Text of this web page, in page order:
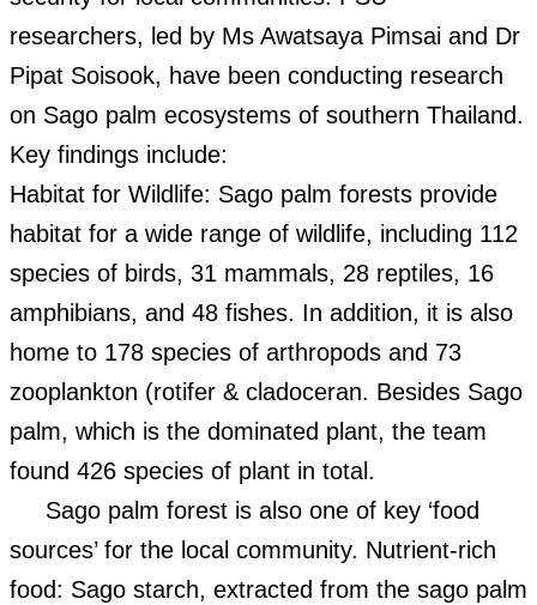
researchers, led by Ms Awatsaya Pimsai and Dr
Pipat Soisook, have been conducting research
on Sago palm ecosystems of southern Thailand.
Key findings include:
Habitat for Wildlife: Sago palm forests provide
habitat for a wide range of wildlife, including 112
species of birds, 31 mammals, 28 reptiles, 16
amphibians, and 48 fishes. In addition, it is also
home to 178 species of arthropods and 73
zooplankton (rotifer & cladoceran. Besides Sago
palm, which is the dominated plant, the team
found 426 species of plant in total.
Sago palm forest is also one of key ‘food
sources’ for the local community. Nutrient-rich
food: Sago starch, extracted from the sago palm